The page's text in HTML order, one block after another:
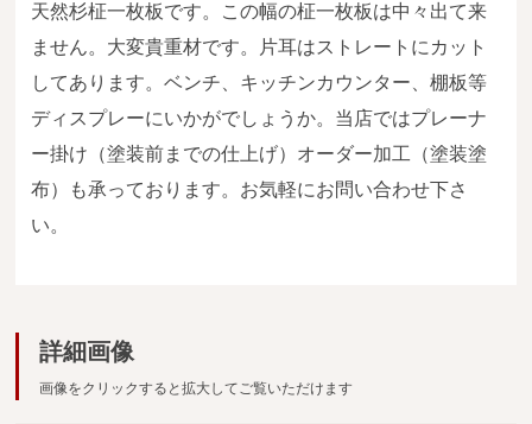
当店の考え方
カテゴリー
広葉樹一枚板
天然杉柾一枚板です。この幅の柾一枚板は中々出て来
ません。大変貴重材です。片耳はストレートにカット
してあります。ベンチ、キッチンカウンター、棚板等
ディスプレーにいかがでしょうか。当店ではプレーナ
ー掛け（塗装前までの仕上げ）オーダー加工（塗装塗
布）も承っております。お気軽にお問い合わせ下さ
い。
詳細画像
画像をクリックすると拡大してご覧いただけます